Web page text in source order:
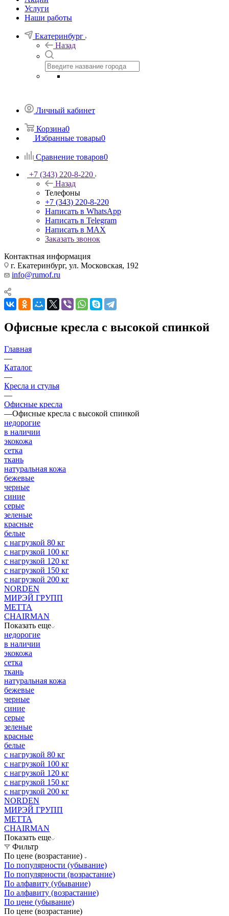
Услуги
Наши работы
Екатеринбург
Назад
Личный кабинет
Корзина0
Избранные товары0
Сравнение товаров0
+7 (343) 220-8-220
Назад
Телефоны
+7 (343) 220-8-220
Написать в WhatsApp
Написать в Telegram
Написать в MAX
Заказать звонок
Контактная информация
г. Екатеринбург, ул. Московская, 192
info@rumof.ru
Офисные кресла c высокой спинкой
Главная
—
Каталог
—
Кресла и стулья
—
Офисные кресла
—Офисные кресла c высокой спинкой
недорогие
в наличии
экокожа
сетка
ткань
натуральная кожа
бежевые
черные
синие
серые
зеленые
красные
белые
с нагрузкой 80 кг
с нагрузкой 100 кг
с нагрузкой 120 кг
с нагрузкой 150 кг
с нагрузкой 200 кг
NORDEN
МИРЭЙ ГРУПП
МЕТТА
CHAIRMAN
Показать еще
недорогие
в наличии
экокожа
сетка
ткань
натуральная кожа
бежевые
черные
синие
серые
зеленые
красные
белые
с нагрузкой 80 кг
с нагрузкой 100 кг
с нагрузкой 120 кг
с нагрузкой 150 кг
с нагрузкой 200 кг
NORDEN
МИРЭЙ ГРУПП
МЕТТА
CHAIRMAN
Показать еще
Фильтр
По цене (возрастание)
По популярности (убывание)
По популярности (возрастание)
По алфавиту (убывание)
По алфавиту (возрастание)
По цене (убывание)
По цене (возрастание)